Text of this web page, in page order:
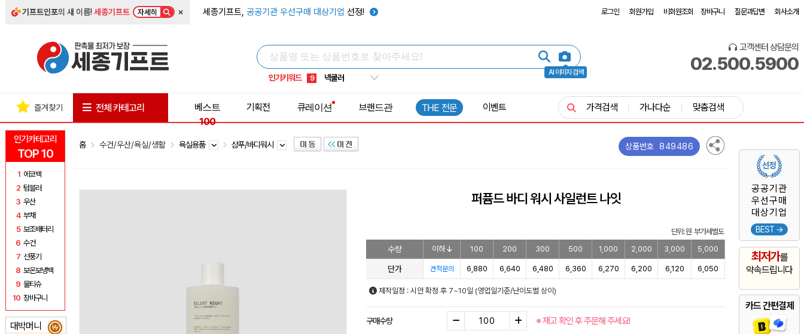
기프트인포의 새 이름!세종기프트 자세히 × 세종기프트, 공공기관 우선구매 대상기업 선정! 로그인 회원가입 비회원조회 장바구니 질문과답변 회사소개
AI 이미지 검색
인기키워드
5 키캡
8 쿨토시
9 넥쿨러
1 선풍기
고객센터 상담문의
02.500.5900
인기카테고리
TOP 10
1 에코백
2 텀블러
3 우산
4 부채
5 보조배터리
6 수건
7 선풍기
8 보온보냉백
9 물티슈
10 장바구니
대박머니 ₩
공공기관
우선구매
대상기업
BEST →
최저가를
약속드립니다
카드 간편결제
즐겨찾기 전체 카테고리
베스트
100
기획전 큐레이션 브랜드관 THE 전문 이벤트 가격검색 가나다순 맞춤검색
홈 수건/우산/욕실/생활 욕실용품 샴푸/바디워시 상품번호 849486
퍼퓸드 바디 워시 사일런트 나잇
단위: 원 부가세별도
수량 이하 100 200 300 500 1,000 2,000 3,000 5,000
단가 견적문의 6,880 6,640 6,480 6,360 6,270 6,200 6,120 6,050
제작일정 : 시안 확정 후 7~10일 (영업일기준/난이도별 상이)
구매수량 ※ 재고 확인 후 주문해 주세요!